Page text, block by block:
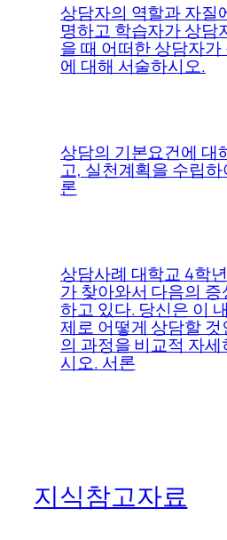
상담자의 역할과 자질
명하고 학습자가 상담
을 때 어떠한 상담자가
에 대해 서술하시오.
상담의 기본요건에 대
고, 실천계획을 수립하
론
상담사례 대학교 4학
가 찾아와서 다음의 증
하고 있다. 당신은 이
제로 어떻게 상담할
의 과정을 비교적 자
시오. 서론
지식참고자료